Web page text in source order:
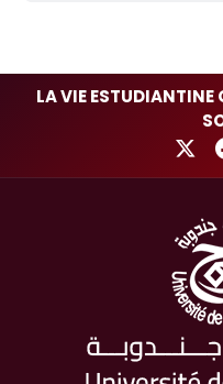
LA VIE ESTUDIANTINE